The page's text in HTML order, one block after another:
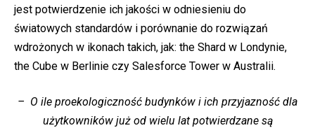
jest potwierdzenie ich jakości w odniesieniu do
światowych standardów i porównanie do rozwiązań
wdrożonych w ikonach takich, jak: the Shard w Londynie,
the Cube w Berlinie czy Salesforce Tower w Australii.
– O ile proekologiczność budynków i ich przyjazność dla
użytkowników już od wielu lat potwierdzane są